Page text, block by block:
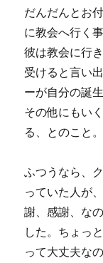
だんだんとお
に教会へ行く
彼は教会に行
受けると言い
ーが自分の誕
その他にもい
る、とのこと。
ふつうなら、
っていた人が
謝、感謝、な
した。ちょっ
って大丈夫な